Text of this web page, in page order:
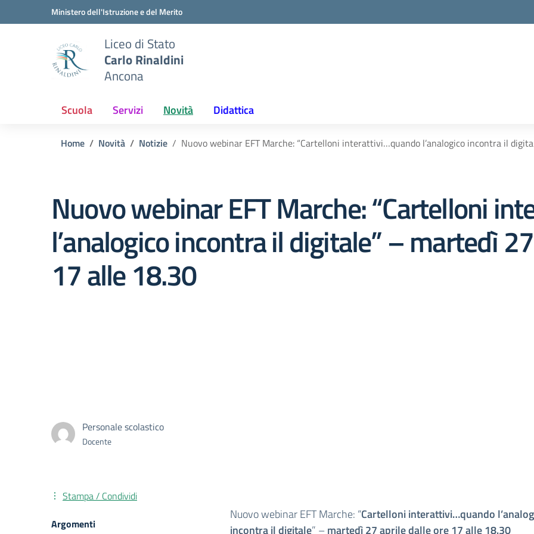
Vai ai contenuti
Vai al menu di navigazioneMinistero dell'Istruzione e del Merito
Liceo di Stato
Carlo Rinaldini
Ancona
Scuola Servizi Novità Didattica
Home Novità Notizie Nuovo webinar EFT Marche: “Cartelloni interattivi…quando l’analogico incontra il
Nuovo webinar EFT Marche: “Cartelloni
l’analogico incontra il digitale” – martedì
17 alle 18.30
Personale scolastico
Docente
Nuovo webinar EFT Marche: “Cartelloni interattivi…quando
incontra il digitale” –martedì 27 aprile dalle ore 17 alle 18.30
Stampa / Condividi
Argomenti